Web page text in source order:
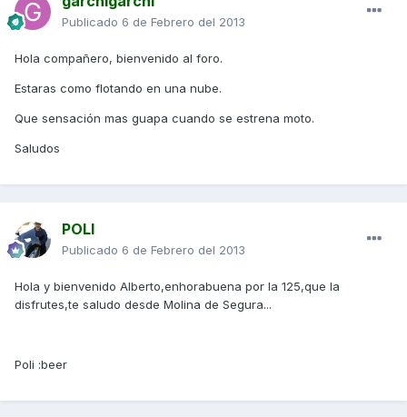
Publicado 6 de Febrero del 2013
Hola compañero, bienvenido al foro.
Estaras como flotando en una nube.
Que sensación mas guapa cuando se estrena moto.
Saludos
POLI
Publicado 6 de Febrero del 2013
Hola y bienvenido Alberto,enhorabuena por la 125,que la
disfrutes,te saludo desde Molina de Segura...
Poli :beer